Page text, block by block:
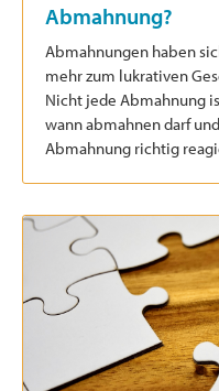
Abmahnung?
Abmahnungen haben
mehr zum lukrativen
Nicht jede Abmahnung
wann abmahnen darf
Abmahnung richtig